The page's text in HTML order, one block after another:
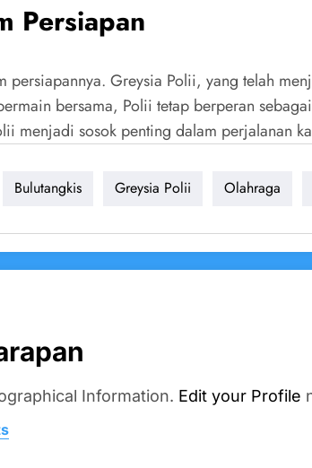
Persiapan
Greysia Polii, yang telah
bersama, Polii tetap berperan
menjadi sosok penting dalam perjalanan
Bulutangkis Greysia Polii Olahraga
Information. Edit your Profile